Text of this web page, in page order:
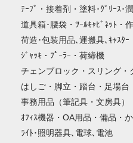
ﾃｰﾌﾟ・接着剤・塗料･ｸﾞﾘｰｽ･
道具箱･腰袋・ﾂｰﾙｷｬﾋﾞﾈｯﾄ・
荷造･包装用品､運搬具､ｷｬｽﾀｰ
ｼﾞｬｯｷ・ﾌﾟｰﾗｰ・荷締機
チェンブロック・スリング・
はしご・脚立・踏台・足場台
事務用品（筆記具・文房具）
ｵﾌｨｽ機器・OA用品・備品・
ﾗｲﾄ･照明器具､電球､電池